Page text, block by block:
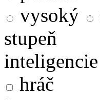
vysoký
stupeň
inteligencie
hráč